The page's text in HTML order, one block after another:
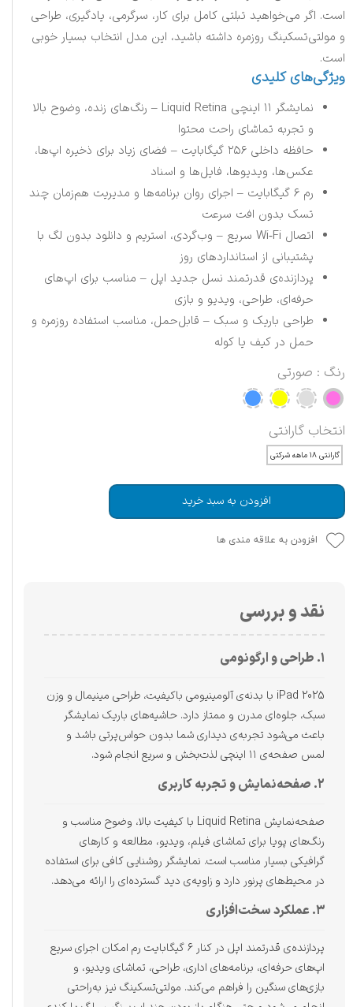
است. اگر می‌خواهید تبلتی کامل برای کار، سرگرمی، یادگیری، طراحی
و مولتی‌تسکینگ روزمره داشته باشید، این مدل انتخاب بسیار خوبی
است.
ویژگی‌های کلیدی
نمایشگر ۱۱ اینچی Liquid Retina – رنگ‌های زنده، وضوح بالا
و تجربه تماشای راحت محتوا
حافظه داخلی ۲۵۶ گیگابایت – فضای زیاد برای ذخیره اپ‌ها،
عکس‌ها، ویدیوها، فایل‌ها و اسناد
رم ۶ گیگابایت – اجرای روان برنامه‌ها و مدیریت هم‌زمان چند
تسک بدون افت سرعت
اتصال Wi‑Fi سریع – وب‌گردی، استریم و دانلود بدون لگ با
پشتیبانی از استانداردهای روز
پردازنده‌ی قدرتمند نسل جدید اپل – مناسب برای اپ‌های
حرفه‌ای، طراحی، ویدیو و بازی
طراحی باریک و سبک – قابل‌حمل، مناسب استفاده روزمره و
حمل در کیف یا کوله
رنگ : صورتی
انتخاب گارانتی
گارانتی ۱۸ ماهه شرکتی
افزودن به سبد خرید
افزودن به علاقه مندی ها
نقد و بررسی
۱. طراحی و ارگونومی
iPad 2025 با بدنه‌ی آلومینیومی باکیفیت، طراحی مینیمال و وزن
سبک، جلوه‌ای مدرن و ممتاز دارد. حاشیه‌های باریک نمایشگر
باعث می‌شود تجربه‌ی دیداری شما بدون حواس‌پرتی باشد و
لمس صفحه‌ی ۱۱ اینچی لذت‌بخش و سریع انجام شود.
۲. صفحه‌نمایش و تجربه کاربری
صفحه‌نمایش Liquid Retina با کیفیت بالا، وضوح مناسب و
رنگ‌های پویا برای تماشای فیلم، ویدیو، مطالعه و کارهای
گرافیکی بسیار مناسب است. نمایشگر روشنایی کافی برای استفاده
در محیط‌های پرنور دارد و زاویه‌ی دید گسترده‌ای را ارائه می‌دهد.
۳. عملکرد سخت‌افزاری
پردازنده‌ی قدرتمند اپل در کنار ۶ گیگابایت رم امکان اجرای سریع
اپ‌های حرفه‌ای، برنامه‌های اداری، طراحی، تماشای ویدیو، و
بازی‌های سنگین را فراهم می‌کند. مولتی‌تسکینگ نیز به‌راحتی